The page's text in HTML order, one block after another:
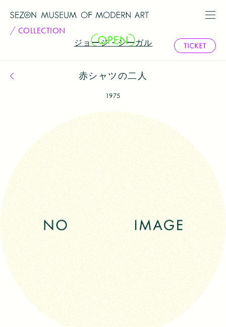
COLLECTION
ジョージ・シーガル
コレクション一覧へ戻る赤シャツの二人
1975